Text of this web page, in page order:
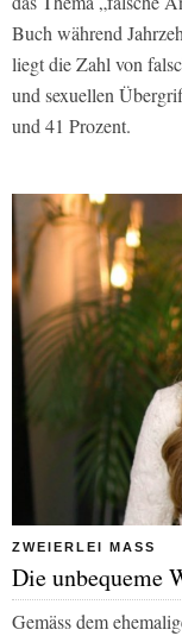
Buch während
liegt die Zahl von
und sexuellen
und 41 Prozent.
ZWEIERLEI MASS
Die unbequeme
Gemäss dem